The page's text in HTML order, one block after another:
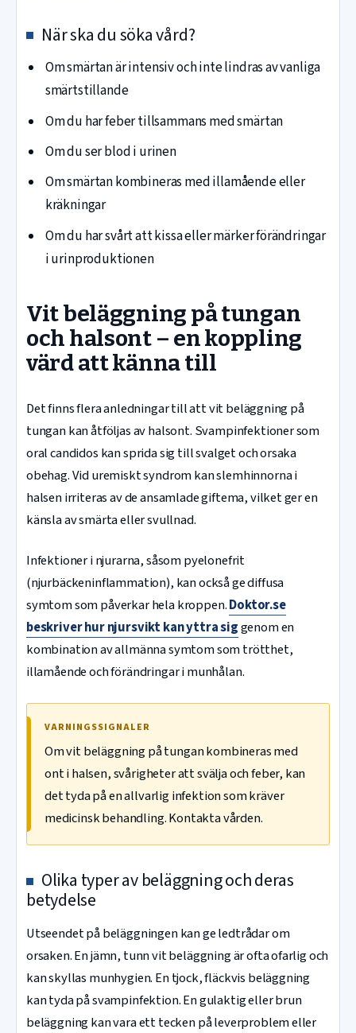
När ska du söka vård?
Om smärtan är intensiv och inte lindras av vanliga
smärtstillande
Om du har feber tillsammans med smärtan
Om du ser blod i urinen
Om smärtan kombineras med illamående eller
kräkningar
Om du har svårt att kissa eller märker förändringar
i urinproduktionen
Vit beläggning på tungan
och halsont – en koppling
värd att känna till
Det finns flera anledningar till att vit beläggning på
tungan kan åtföljas av halsont. Svampinfektioner som
oral candidos kan sprida sig till svalget och orsaka
obehag. Vid uremiskt syndrom kan slemhinnorna i
halsen irriteras av de ansamlade giftema, vilket ger en
känsla av smärta eller svullnad.
Infektioner i njurarna, såsom pyelonefrit
(njurbäckeninflammation), kan också ge diffusa
symtom som påverkar hela kroppen.Doktor.se
beskriver hur njursvikt kan yttra siggenom en
kombination av allmänna symtom som trötthet,
illamående och förändringar i munhålan.
VARNINGSSIGNALER
Om vit beläggning på tungan kombineras med
ont i halsen, svårigheter att svälja och feber, kan
det tyda på en allvarlig infektion som kräver
medicinsk behandling. Kontakta vården.
Olika typer av beläggning och deras
betydelse
Utseendet på beläggningen kan ge ledtrådar om
orsaken. En jämn, tunn vit beläggning är ofta ofarlig och
kan skyllas munhygien. En tjock, fläckvis beläggning
kan tyda på svampinfektion. En gulaktig eller brun
beläggning kan vara ett tecken på leverproblem eller